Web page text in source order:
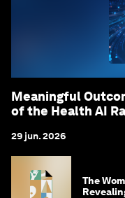
Meaningful
of the Health AI
29 jun. 2026
The